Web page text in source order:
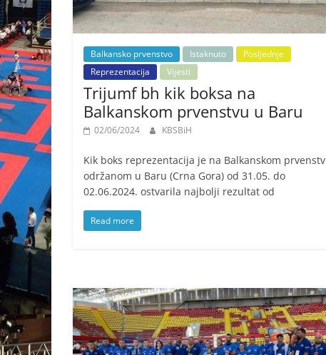
Balkansko prvenstvo Istaknuto
Posljednje
Reprezentacija
Vijesti
Trijumf bh kik boksa na
Balkanskom prvenstvu u Baru
02/06/2024 KBSBiH
Kik boks reprezentacija je na Balkanskom
održanom u Baru (Crna Gora) od 31.05. do
02.06.2024. ostvarila najbolji rezultat od
Read more